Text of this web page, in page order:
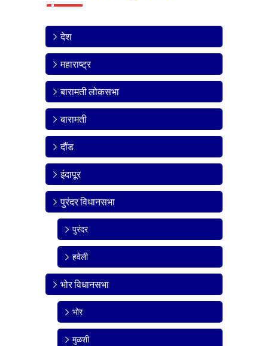
देश
महाराष्ट्र
बारामती लोकसभा
बारामती
दौंड
इंदापूर
पुरंदर विधानसभा
पुरंदर
हवेली
भोर विधानसभा
भोर
मुळशी